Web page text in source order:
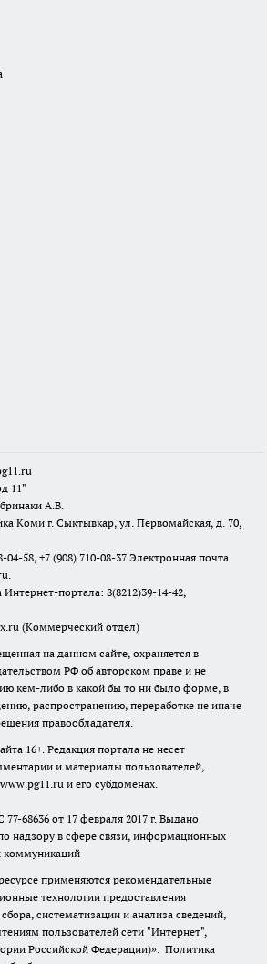
11"
А.В.
Коми г. Сыктывкар, ул. Первомайская, д. 70,
04-58, +7 (908) 710-08-37 Электронная почта
.
портала: 8(8212)39-14-42,
(Коммерческий отдел)
на данном сайте, охраняется в
РФ об авторском праве и не
кем-либо в какой бы то ни было форме, в
распространению, переработке не иначе
правообладателя.
16+. Редакция портала не несет
и материалы пользователей,
и его субдоменах.
77-68636 от 17 февраля 2017 г. Выдано
надзору в сфере связи, информационных
коммуникаций
применяются рекомендательные
технологии предоставления
систематизации и анализа сведений,
пользователей сети "Интернет",
Российской Федерации)». Политика